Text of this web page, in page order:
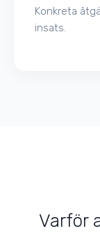
Konkreta
insats.
Varför